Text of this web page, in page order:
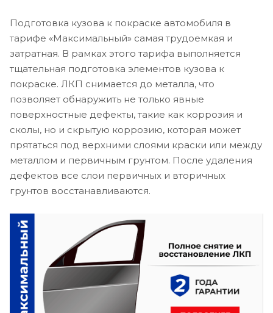
Подготовка кузова к покраске автомобиля в
тарифе «Максимальный» самая трудоемкая и
затратная. В рамках этого тарифа выполняется
тщательная подготовка элементов кузова к
покраске. ЛКП снимается до металла, что
позволяет обнаружить не только явные
поверхностные дефекты, такие как коррозия и
сколы, но и скрытую коррозию, которая может
прятаться под верхними слоями краски или между
металлом и первичным грунтом. После удаления
дефектов все слои первичных и вторичных
грунтов восстанавливаются.